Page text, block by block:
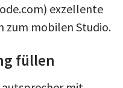
exzellente
zum mobilen Studio.
füllen